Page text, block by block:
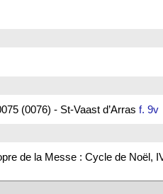
(0076) - St-Vaast d’Arras f. 9v
de la Messe : Cycle de Noël,